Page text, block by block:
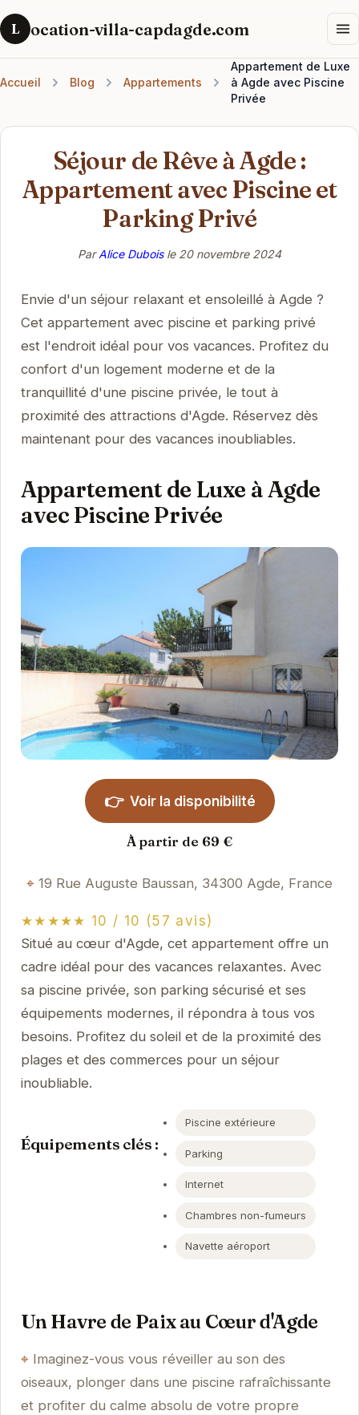
L ocation-villa-capdagde.com
Accueil Blog Appartements
Appartement de Luxe
à Agde avec Piscine
Privée
Séjour de Rêve à Agde :
Appartement avec Piscine et
Parking Privé
ParAlice Duboisle 20 novembre 2024
Envie d'un séjour relaxant et ensoleillé à Agde ?
Cet appartement avec piscine et parking privé
est l'endroit idéal pour vos vacances. Profitez du
confort d'un logement moderne et de la
tranquillité d'une piscine privée, le tout à
proximité des attractions d'Agde. Réservez dès
maintenant pour des vacances inoubliables.
Appartement de Luxe à Agde
avec Piscine Privée
👉 Voir la disponibilité
À partir de 69 €
19 Rue Auguste Baussan, 34300 Agde, France
★★★★★ 10 / 10 (57 avis)
Situé au cœur d'Agde, cet appartement offre un
cadre idéal pour des vacances relaxantes. Avec
sa piscine privée, son parking sécurisé et ses
équipements modernes, il répondra à tous vos
besoins. Profitez du soleil et de la proximité des
plages et des commerces pour un séjour
inoubliable.
Équipements clés :
Piscine extérieure
Parking
Internet
Chambres non-fumeurs
Navette aéroport
Un Havre de Paix au Cœur d'Agde
Imaginez-vous vous réveiller au son des
oiseaux, plonger dans une piscine rafraîchissante
et profiter du calme absolu de votre propre